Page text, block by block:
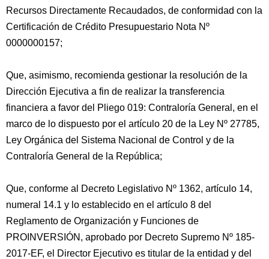
Recursos Directamente Recaudados, de conformidad con la
Certificación de Crédito Presupuestario Nota Nº
0000000157;
Que, asimismo, recomienda gestionar la resolución de la
Dirección Ejecutiva a fin de realizar la transferencia
financiera a favor del Pliego 019: Contraloría General, en el
marco de lo dispuesto por el artículo 20 de la Ley Nº 27785,
Ley Orgánica del Sistema Nacional de Control y de la
Contraloría General de la República;
Que, conforme al Decreto Legislativo Nº 1362, artículo 14,
numeral 14.1 y lo establecido en el artículo 8 del
Reglamento de Organización y Funciones de
PROINVERSIÓN, aprobado por Decreto Supremo Nº 185-
2017-EF, el Director Ejecutivo es titular de la entidad y del